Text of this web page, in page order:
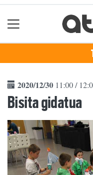
2020/12/30 11:00 /
Bisita gidatua